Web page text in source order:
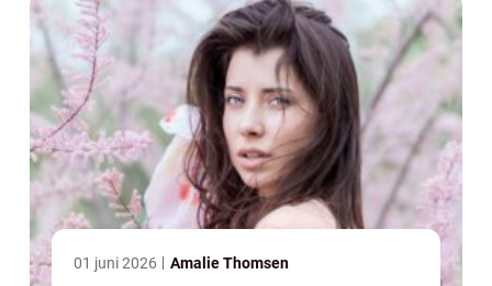
01 juni 2026 Amalie Thomsen